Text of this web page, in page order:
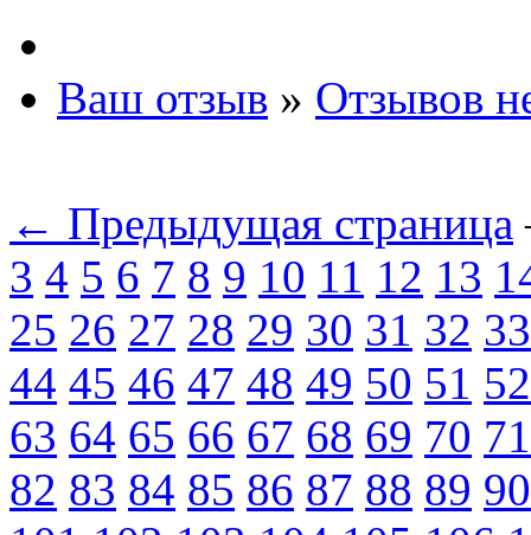
Ваш отзыв » Отзывов
← Предыдущая страница
3 4 5 6 7 8 9 10 11 12 13
25 26 27 28 29 30 31 32 33
44 45 46 47 48 49 50 51 52
63 64 65 66 67 68 69 70 71
82 83 84 85 86 87 88 89 90